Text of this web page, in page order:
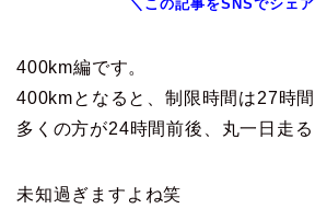
400km編です。
400kmとなると、制限時間は27時間
多くの方が24時間前後、丸一日走る
未知過ぎますよね笑